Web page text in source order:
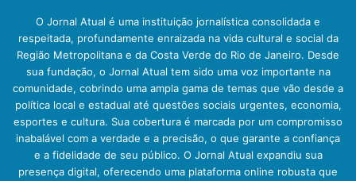
O Jornal Atual é uma instituição jornalística consolidada e
respeitada, profundamente enraizada na vida cultural e social da
Região Metropolitana e da Costa Verde do Rio de Janeiro. Desde
sua fundação, o Jornal Atual tem sido uma voz importante na
comunidade, cobrindo uma ampla gama de temas que vão desde a
política local e estadual até questões sociais urgentes, economia,
esportes e cultura. Sua cobertura é marcada por um compromisso
inabalável com a verdade e a precisão, o que garante a confiança
e a fidelidade de seu público. O Jornal Atual expandiu sua
presença digital, oferecendo uma plataforma online robusta que